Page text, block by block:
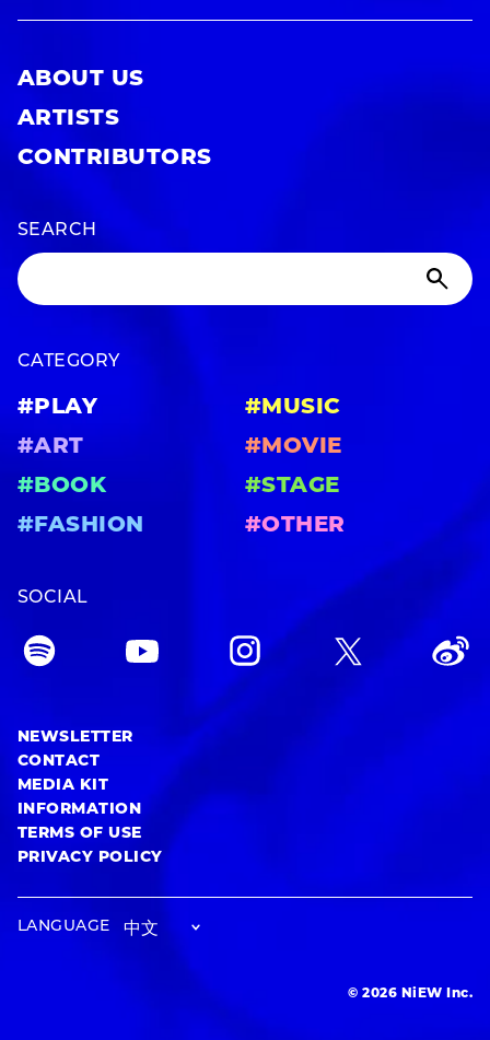
ABOUT US
ARTISTS
CONTRIBUTORS
SEARCH
CATEGORY
#PLAY
#MUSIC
#ART
#MOVIE
#BOOK
#STAGE
#FASHION
#OTHER
SOCIAL
NEWSLETTER
CONTACT
MEDIA KIT
INFORMATION
TERMS OF USE
PRIVACY POLICY
LANGUAGE
© 2026 NiEW Inc.